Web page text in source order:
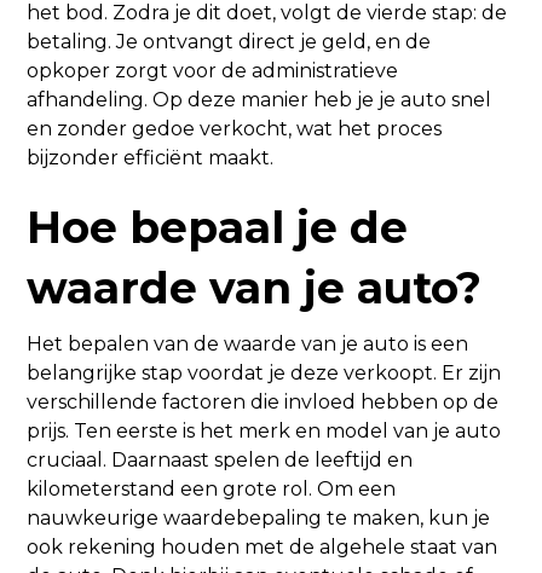
het bod. Zodra je dit doet, volgt de vierde stap: de
betaling. Je ontvangt direct je geld, en de
opkoper zorgt voor de administratieve
afhandeling. Op deze manier heb je je auto snel
en zonder gedoe verkocht, wat het proces
bijzonder efficiënt maakt.
Hoe bepaal je de
waarde van je auto?
Het bepalen van de waarde van je auto is een
belangrijke stap voordat je deze verkoopt. Er zijn
verschillende factoren die invloed hebben op de
prijs. Ten eerste is het merk en model van je auto
cruciaal. Daarnaast spelen de leeftijd en
kilometerstand een grote rol. Om een
nauwkeurige waardebepaling te maken, kun je
ook rekening houden met de algehele staat van